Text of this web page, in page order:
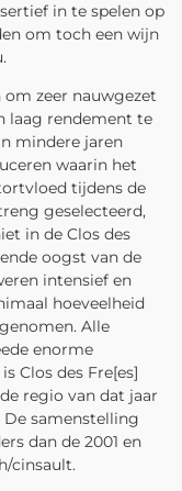
in te spelen op
om toch een wijn
om zeer nauwgezet
laag rendement te
mindere jaren
waarin het
tijdens de
geselecteerd,
in de Clos des
oogst van de
intensief en
hoeveelheid
Alle
enorme
Clos des Fre[es]
regio van dat jaar
samenstelling
dan de 2001 en
cinsault.